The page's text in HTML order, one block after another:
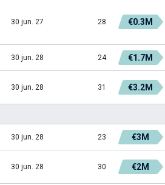
30 jun. 27 28 €0.3M
30 jun. 28 24 €1.7M
30 jun. 28 31 €3.2M
30 jun. 28 23 €3M
30 jun. 28 30 €2M